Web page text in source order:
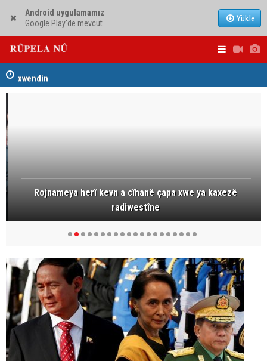
Android uygulamamız
Google Play'de mevcut
Yükle
Mihemed Hacî Mehmûd: Ji bo parastina Iraqê, çareserî
Rojnameya herî kevn a cîhanê çapa xwe ya kaxezê
radiwestîne